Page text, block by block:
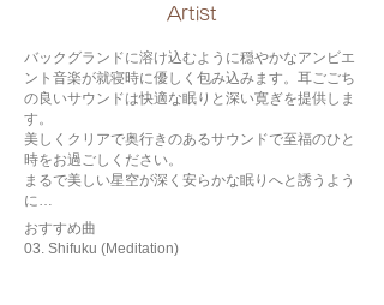
​Artist
バックグランドに溶け込むように穏やかなアンビエ
ント音楽が就寝時に優しく包み込みます。耳ごごち
の良いサウンドは快適な眠りと深い寛ぎを提供しま
す。
美しくクリアで奥行きのあるサウンドで至福のひと
時をお過ごしください。
まるで美しい星空が深く安らかな眠りへと誘うよう
に…
おすすめ曲
03. Shifuku (Meditation)